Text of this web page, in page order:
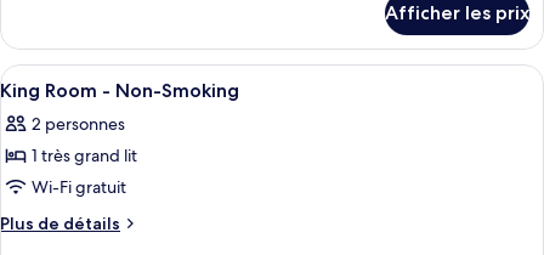
chambre :
King
Room
-
Disability
Access/Non-
Smoking
King
Room
-
Disability
Access/Non-
Smoking
Afficher les prix
Afficher
toutes
les
photos
pour
ce
Bureau, lit d’appoint (supplément),
4
King Room - Non-Smoking
2 personnes
1 très grand lit
Wi-Fi gratuit
Plus de détails
Plus